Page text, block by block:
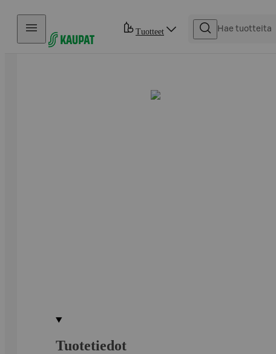
Hyppää sisältöön
Tuotteet
Tuotetiedot